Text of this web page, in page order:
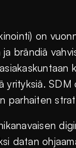
on
brändiä
yrityksiä.
parhaiten
datan